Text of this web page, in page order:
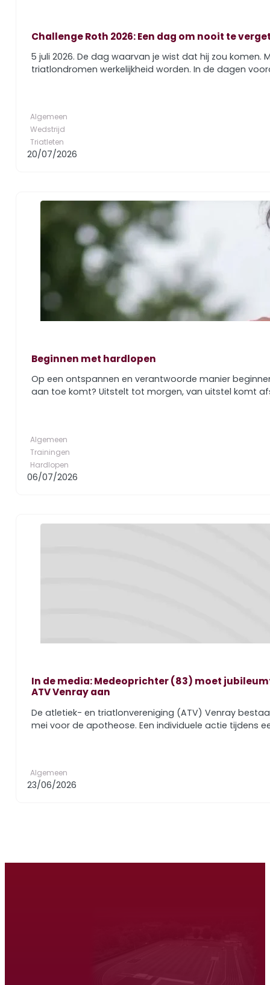
Challenge Roth 2026: Een dag om nooit te
5 juli 2026. De dag waarvan je wist dat hij zou
triatlondromen werkelijkheid worden. In de dagen
Algemeen
Wedstrijd
Triatleten
20/07/2026
Beginnen met hardlopen
Op een ontspannen en verantwoorde manier
aan toe komt? Uitstelt tot morgen, van uitstel komt
Algemeen
Trainingen
Hardlopen
06/07/2026
In de media: Medeoprichter (83) moet
ATV Venray aan
De atletiek- en triatlonvereniging (ATV) Venray
mei voor de apotheose. Een individuele actie tijdens
Algemeen
23/06/2026